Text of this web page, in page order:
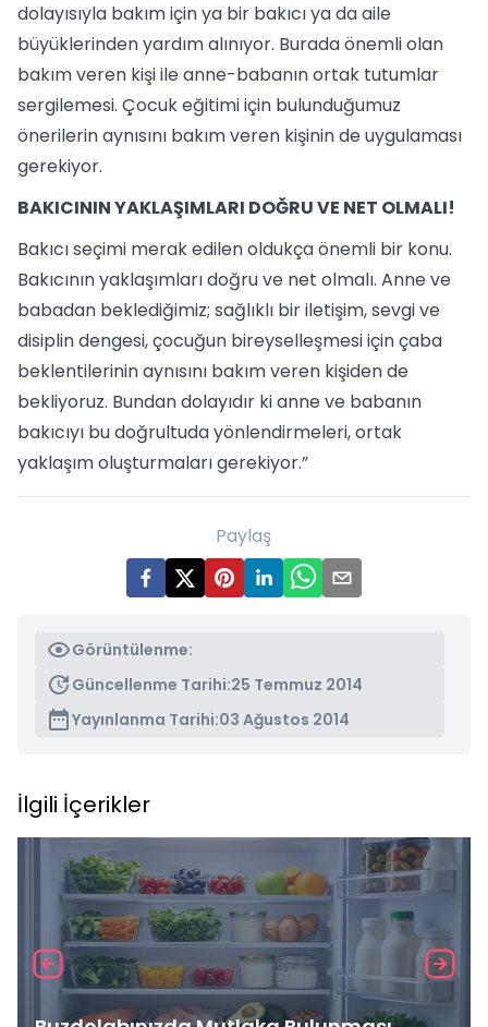
dolayısıyla bakım için ya bir bakıcı ya da aile
büyüklerinden yardım alınıyor. Burada önemli olan
bakım veren kişi ile anne-babanın ortak tutumlar
sergilemesi. Çocuk eğitimi için bulunduğumuz
önerilerin aynısını bakım veren kişinin de uygulaması
gerekiyor.
BAKICININ YAKLAŞIMLARI DOĞRU VE NET OLMALI!
Bakıcı seçimi merak edilen oldukça önemli bir konu.
Bakıcının yaklaşımları doğru ve net olmalı. Anne ve
babadan beklediğimiz; sağlıklı bir iletişim, sevgi ve
disiplin dengesi, çocuğun bireyselleşmesi için çaba
beklentilerinin aynısını bakım veren kişiden de
bekliyoruz. Bundan dolayıdır ki anne ve babanın
bakıcıyı bu doğrultuda yönlendirmeleri, ortak
yaklaşım oluşturmaları gerekiyor.”
Paylaş
Görüntülenme:
Güncellenme Tarihi:25 Temmuz 2014
Yayınlanma Tarihi:03 Ağustos 2014
İlgili İçerikler